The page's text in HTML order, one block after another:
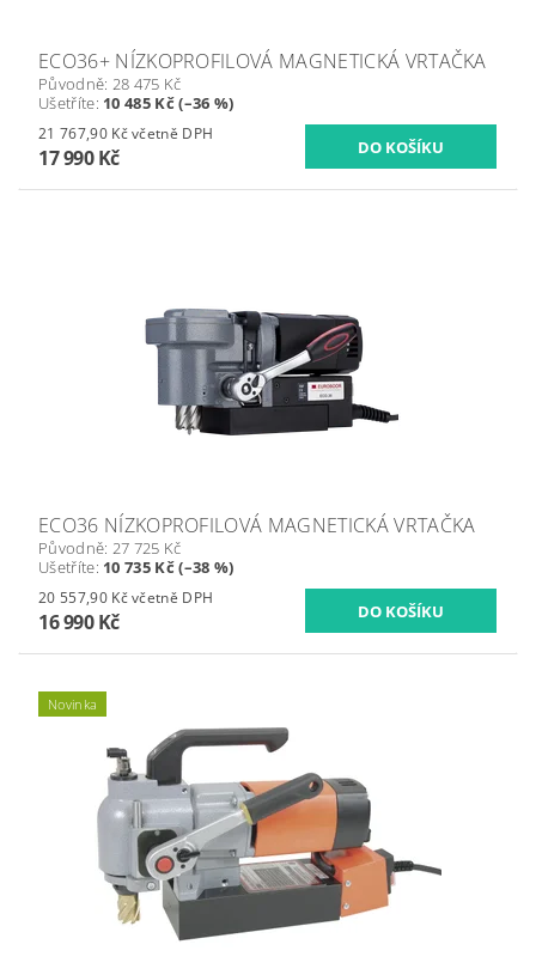
ECO36+ NÍZKOPROFILOVÁ MAGNETICKÁ VRTAČKA
Původně: 28 475 Kč
Ušetříte: 10 485 Kč (–36 %)
21 767,90 Kč včetně DPH
17 990 Kč
ECO36 NÍZKOPROFILOVÁ MAGNETICKÁ VRTAČKA
Původně: 27 725 Kč
Ušetříte: 10 735 Kč (–38 %)
20 557,90 Kč včetně DPH
16 990 Kč
Novinka